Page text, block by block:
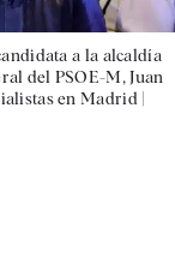
a la alcaldía
del PSOE-M, Juan
en Madrid |